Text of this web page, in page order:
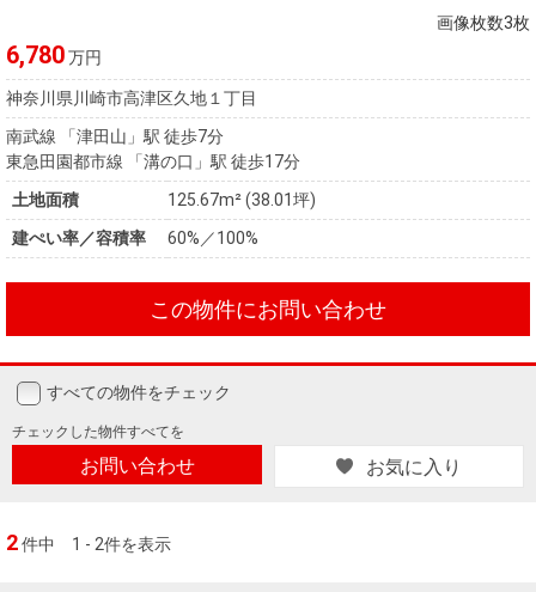
画像枚数3枚
6,780万円
神奈川県川崎市高津区久地１丁目
南武線 「津田山」駅 徒歩7分
東急田園都市線 「溝の口」駅 徒歩17分
土地面積
125.67m² (38.01坪)
建ぺい率／容積率
60%／100%
この物件にお問い合わせ
すべての物件をチェック
チェックした物件すべてを
お問い合わせ お気に入り
2件中 1 - 2件を表示